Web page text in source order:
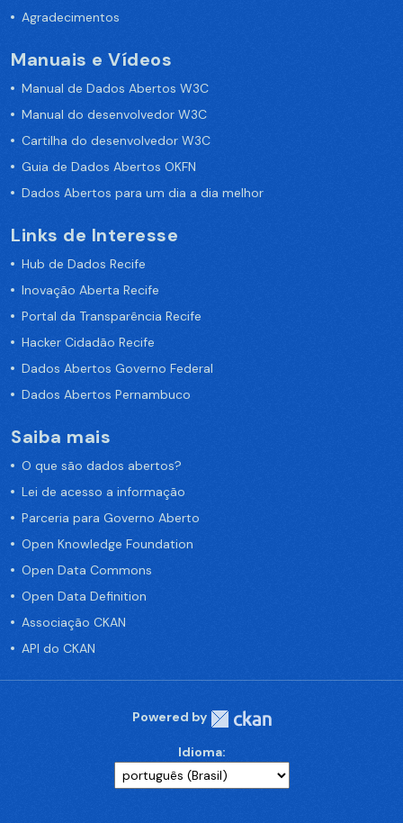
Agradecimentos
Manuais e Vídeos
Manual de Dados Abertos W3C
Manual do desenvolvedor W3C
Cartilha do desenvolvedor W3C
Guia de Dados Abertos OKFN
Dados Abertos para um dia a dia melhor
Links de Interesse
Hub de Dados Recife
Inovação Aberta Recife
Portal da Transparência Recife
Hacker Cidadão Recife
Dados Abertos Governo Federal
Dados Abertos Pernambuco
Saiba mais
O que são dados abertos?
Lei de acesso a informação
Parceria para Governo Aberto
Open Knowledge Foundation
Open Data Commons
Open Data Definition
Associação CKAN
API do CKAN
Powered by
Idioma